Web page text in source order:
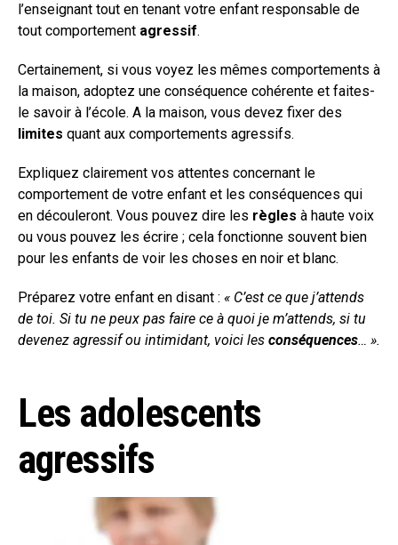
l’enseignant tout en tenant votre enfant responsable de
tout comportement agressif.
Certainement, si vous voyez les mêmes comportements à
la maison, adoptez une conséquence cohérente et faites-
le savoir à l’école. A la maison, vous devez fixer des
limites quant aux comportements agressifs.
Expliquez clairement vos attentes concernant le
comportement de votre enfant et les conséquences qui
en découleront. Vous pouvez dire les règles à haute voix
ou vous pouvez les écrire ; cela fonctionne souvent bien
pour les enfants de voir les choses en noir et blanc.
Préparez votre enfant en disant : « C’est ce que j’attends
de toi. Si tu ne peux pas faire ce à quoi je m’attends, si tu
devenez agressif ou intimidant, voici les conséquences… ».
Les adolescents
agressifs